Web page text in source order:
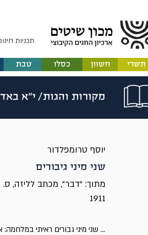
תכניות
טבת חשוון תשרי כסלו
י"אמקורות והגות/
יוסף טרומפלדור
שני מיני גיבורים
מתוך: "דבר", מכתב לליזה, ס.
1911
... שני מיני גבורים ראיתי